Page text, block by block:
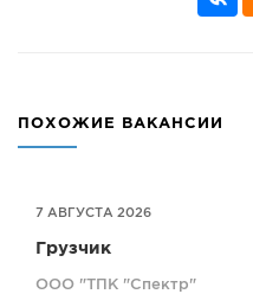
ПОХОЖИЕ ВАКАНСИИ
7 АВГУСТА 2026
Грузчик
ООО "ТПК "Спектр"